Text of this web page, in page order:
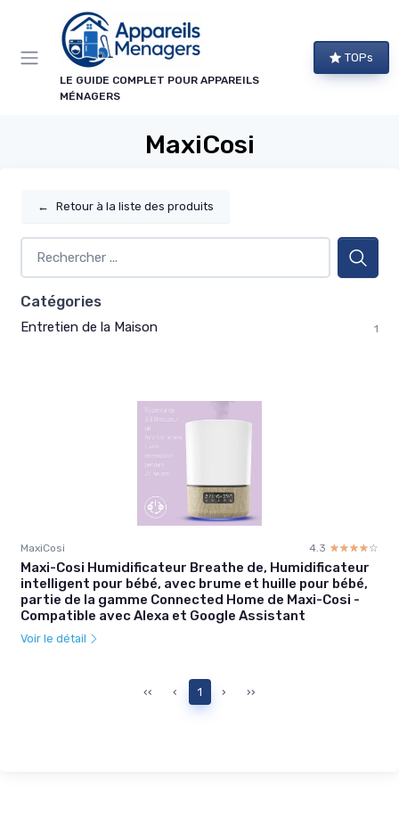
LE GUIDE COMPLET POUR APPAREILS
MÉNAGERS
TOPs
MaxiCosi
← Retour à la liste des produits
Catégories
Entretien de la Maison 1
MaxiCosi 4.3 ☆☆☆☆☆
★★★★★
Maxi-Cosi Humidificateur Breathe de, Humidificateur
intelligent pour bébé, avec brume et huille pour bébé,
partie de la gamme Connected Home de Maxi-Cosi -
Compatible avec Alexa et Google Assistant
Voir le détail
‹‹ ‹ 1 › ››
Panneau de gestion des cookies